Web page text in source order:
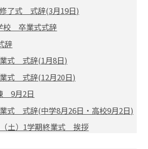
了式 式辞(3月19日)
校 卒業式式辞
辞
式 式辞(1月8日)
式 式辞(12月20日)
9月2日
式 式辞(中学8月26日・高校9月2日)
土）1学期終業式 挨拶